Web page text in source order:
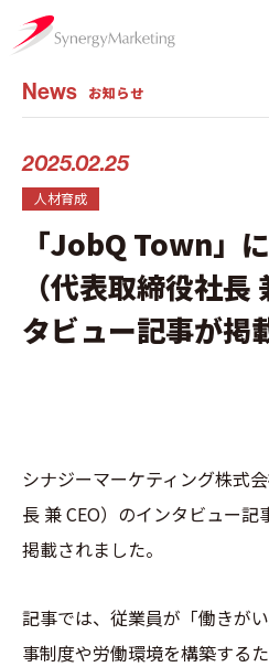
News お知らせ
「JobQ Town」
（代表取締役社
タビュー記事が掲
2025.02.25
人材育成
シナジーマーケティング株式
長 兼 CEO）のインタビュー記
掲載されました。
記事では、従業員が「働きが
事制度や労働環境を構築する